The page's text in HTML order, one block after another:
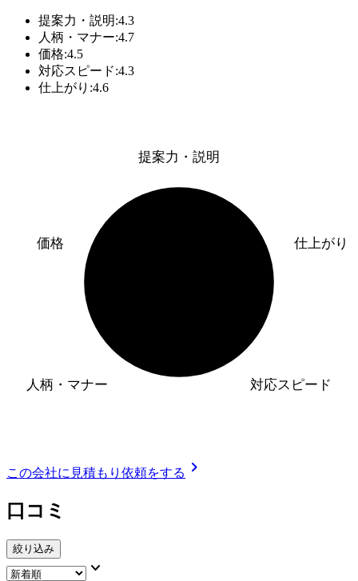
提案力・説明:4.3
人柄・マナー:4.7
価格:4.5
対応スピード:4.3
仕上がり:4.6
提案力・説明
仕上がり
対応スピード
人柄・マナー
価格
この会社に見積もり依頼をする chevron_right
口コミ
絞り込み
keyboard_arrow_down